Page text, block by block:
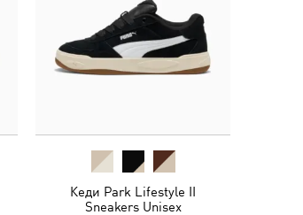
Кеди Park Lifestyle II
Sneakers Unisex